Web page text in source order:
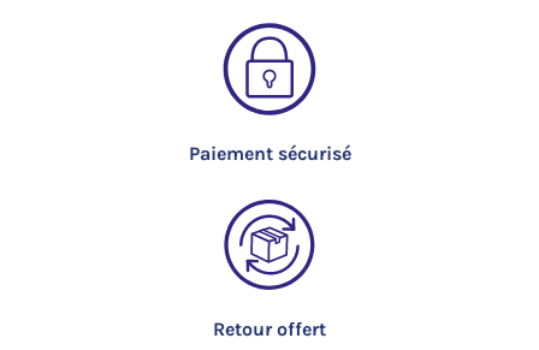
Paiement sécurisé
Retour offert